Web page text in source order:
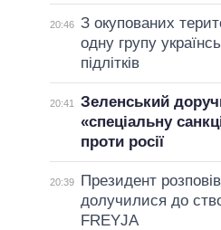
20:46 З окупованих
одну групу
підлітків
20:41
Зеленський
«спеціальну
проти росії
20:39
Президент
долучилися до
FREYJA